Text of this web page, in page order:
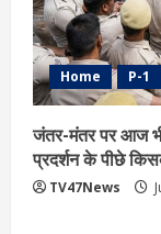
Home P-1
जंतर-मंतर पर आज
प्रदर्शन के पीछे
TV47News